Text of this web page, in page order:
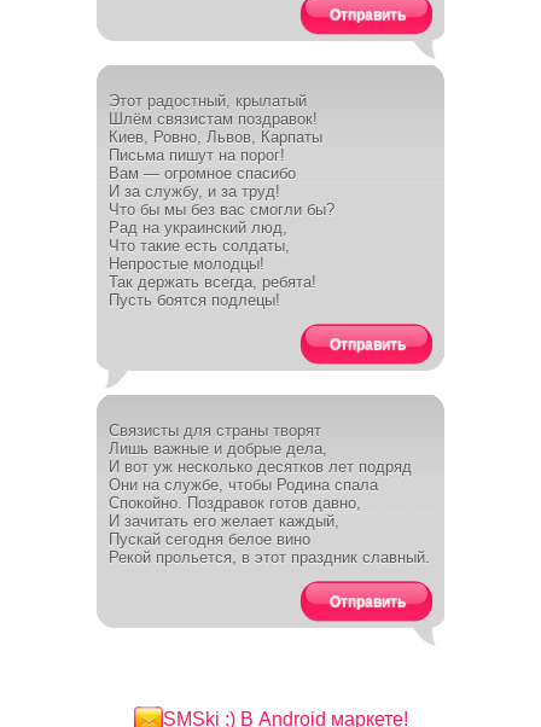
Отправить
Этот радостный, крылатый
Шлём связистам поздравок!
Киев, Ровно, Львов, Карпаты
Письма пишут на порог!
Вам — огромное спасибо
И за службу, и за труд!
Что бы мы без вас смогли бы?
Рад на украинский люд,
Что такие есть солдаты,
Непростые молодцы!
Так держать всегда, ребята!
Пусть боятся подлецы!
Отправить
Связисты для страны творят
Лишь важные и добрые дела,
И вот уж несколько десятков лет подряд
Они на службе, чтобы Родина спала
Спокойно. Поздравок готов давно,
И зачитать его желает каждый,
Пускай сегодня белое вино
Рекой прольется, в этот праздник славный.
Отправить
SMSki :) В Android маркете!